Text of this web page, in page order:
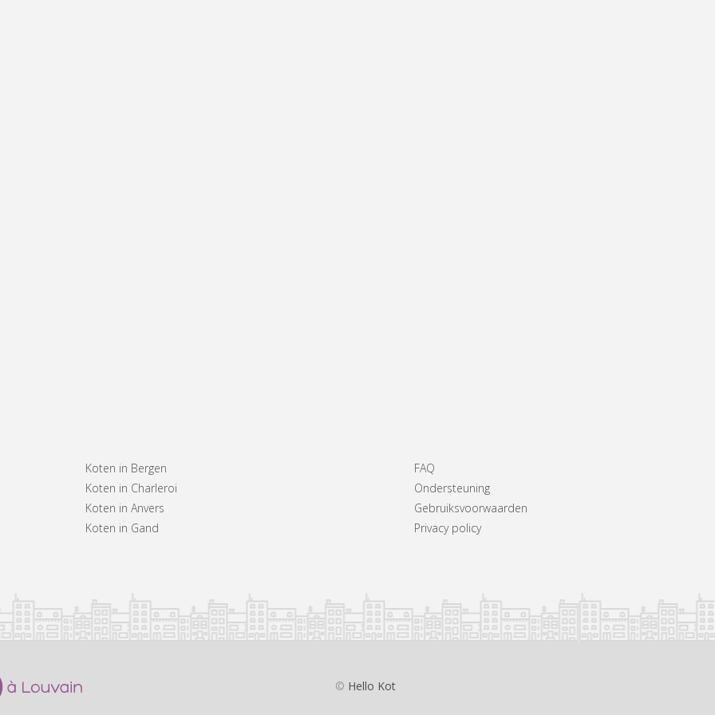
Koten in Bergen
Koten in Charleroi
Koten in Anvers
Koten in Gand
FAQ
Ondersteuning
Gebruiksvoorwaarden
Privacy policy
© Hello Kot